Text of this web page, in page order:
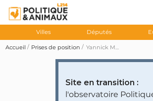
Villes Députés
Accueil Prises de position Yannick Monnet demande au gouvernement des mesures pour autoriser formellement les voleries et les «spectacles» de fauconnerie
Site en transition :
l'observatoire